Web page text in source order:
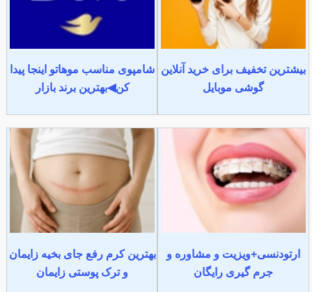
بیشترین تخفیف برای خرید آنلاین
گوشی موبایل
شامپوی مناسب موهاتو اینجا پیدا
کن◀بهترین برند بازار
ارتودنسی+ویزیت و مشاوره و
جرم گیری رایگان
بهترین کرم رفع جای بخیه زایمان
و ترک پوستی زایمان